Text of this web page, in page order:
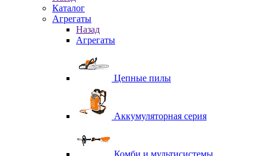
Каталог
Агрегаты
Назад
Агрегаты
Цепные пилы
Аккумуляторная серия
Комби и мультисистемы